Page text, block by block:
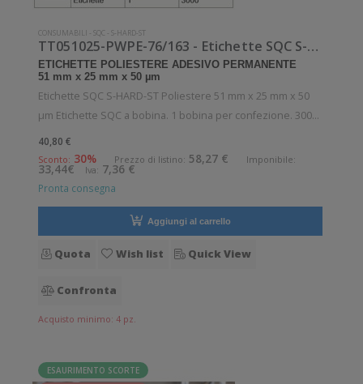
CONSUMABILI -SQC -S-HARD-ST
TT051025-PWPE-76/163 - Etichette SQC S-HARD-ST Poliestere
ETICHETTE POLIESTERE ADESIVO PERMANENTE
51 mm x 25 mm x 50 µm
Etichette SQC S-HARD-ST Poliestere 51 mm x 25 mm x 50
µm Etichette SQC a bobina. 1 bobina per confezione. 3000
etichette per bobina. Etichette in poliestere con adesivo
permanente. Diametro interno: 76 mm. Diametro esterno:
163 mm. Tipo: Supporto d
40,80 €
Sconto: 30% Prezzo di listino: 58,27 € Imponibile:
33,44€ Iva: 7,36 €
Pronta consegna
Aggiungi al carrello
Quota Wish list Quick View
Confronta
Acquisto minimo: 4 pz.
ESAURIMENTO SCORTE